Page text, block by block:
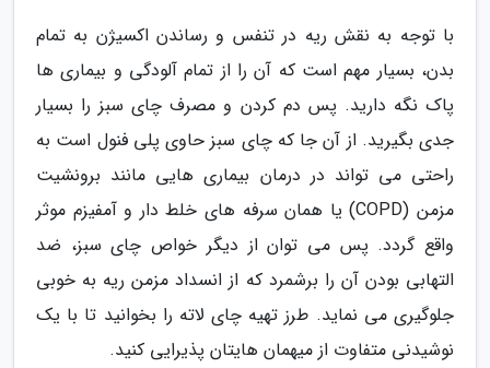
با توجه به نقش ریه در تنفس و رساندن اکسیژن به تمام
بدن، بسیار مهم است که آن را از تمام آلودگی و بیماری ها
پاک نگه دارید. پس دم کردن و مصرف چای سبز را بسیار
جدی بگیرید. از آن جا که چای سبز حاوی پلی فنول است به
راحتی می تواند در درمان بیماری هایی مانند برونشیت
مزمن (COPD) یا همان سرفه های خلط دار و آمفیزم موثر
واقع گردد. پس می توان از دیگر خواص چای سبز، ضد
التهابی بودن آن را برشمرد که از انسداد مزمن ریه به خوبی
جلوگیری می نماید. طرز تهیه چای لاته را بخوانید تا با یک
نوشیدنی متفاوت از میهمان هایتان پذیرایی کنید.